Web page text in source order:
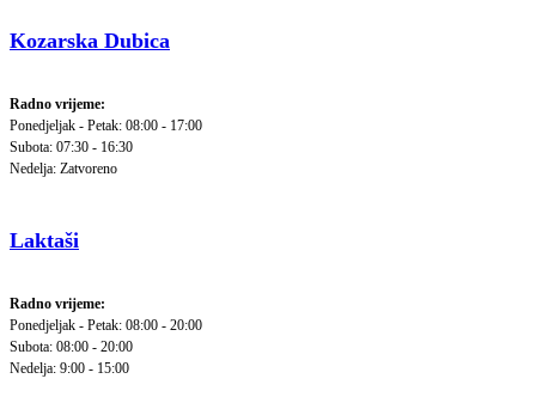
Kozarska Dubica
Radno vrijeme:
Ponedjeljak - Petak: 08:00 - 17:00
Subota: 07:30 - 16:30
Nedelja: Zatvoreno
Laktaši
Radno vrijeme:
Ponedjeljak - Petak: 08:00 - 20:00
Subota: 08:00 - 20:00
Nedelja: 9:00 - 15:00